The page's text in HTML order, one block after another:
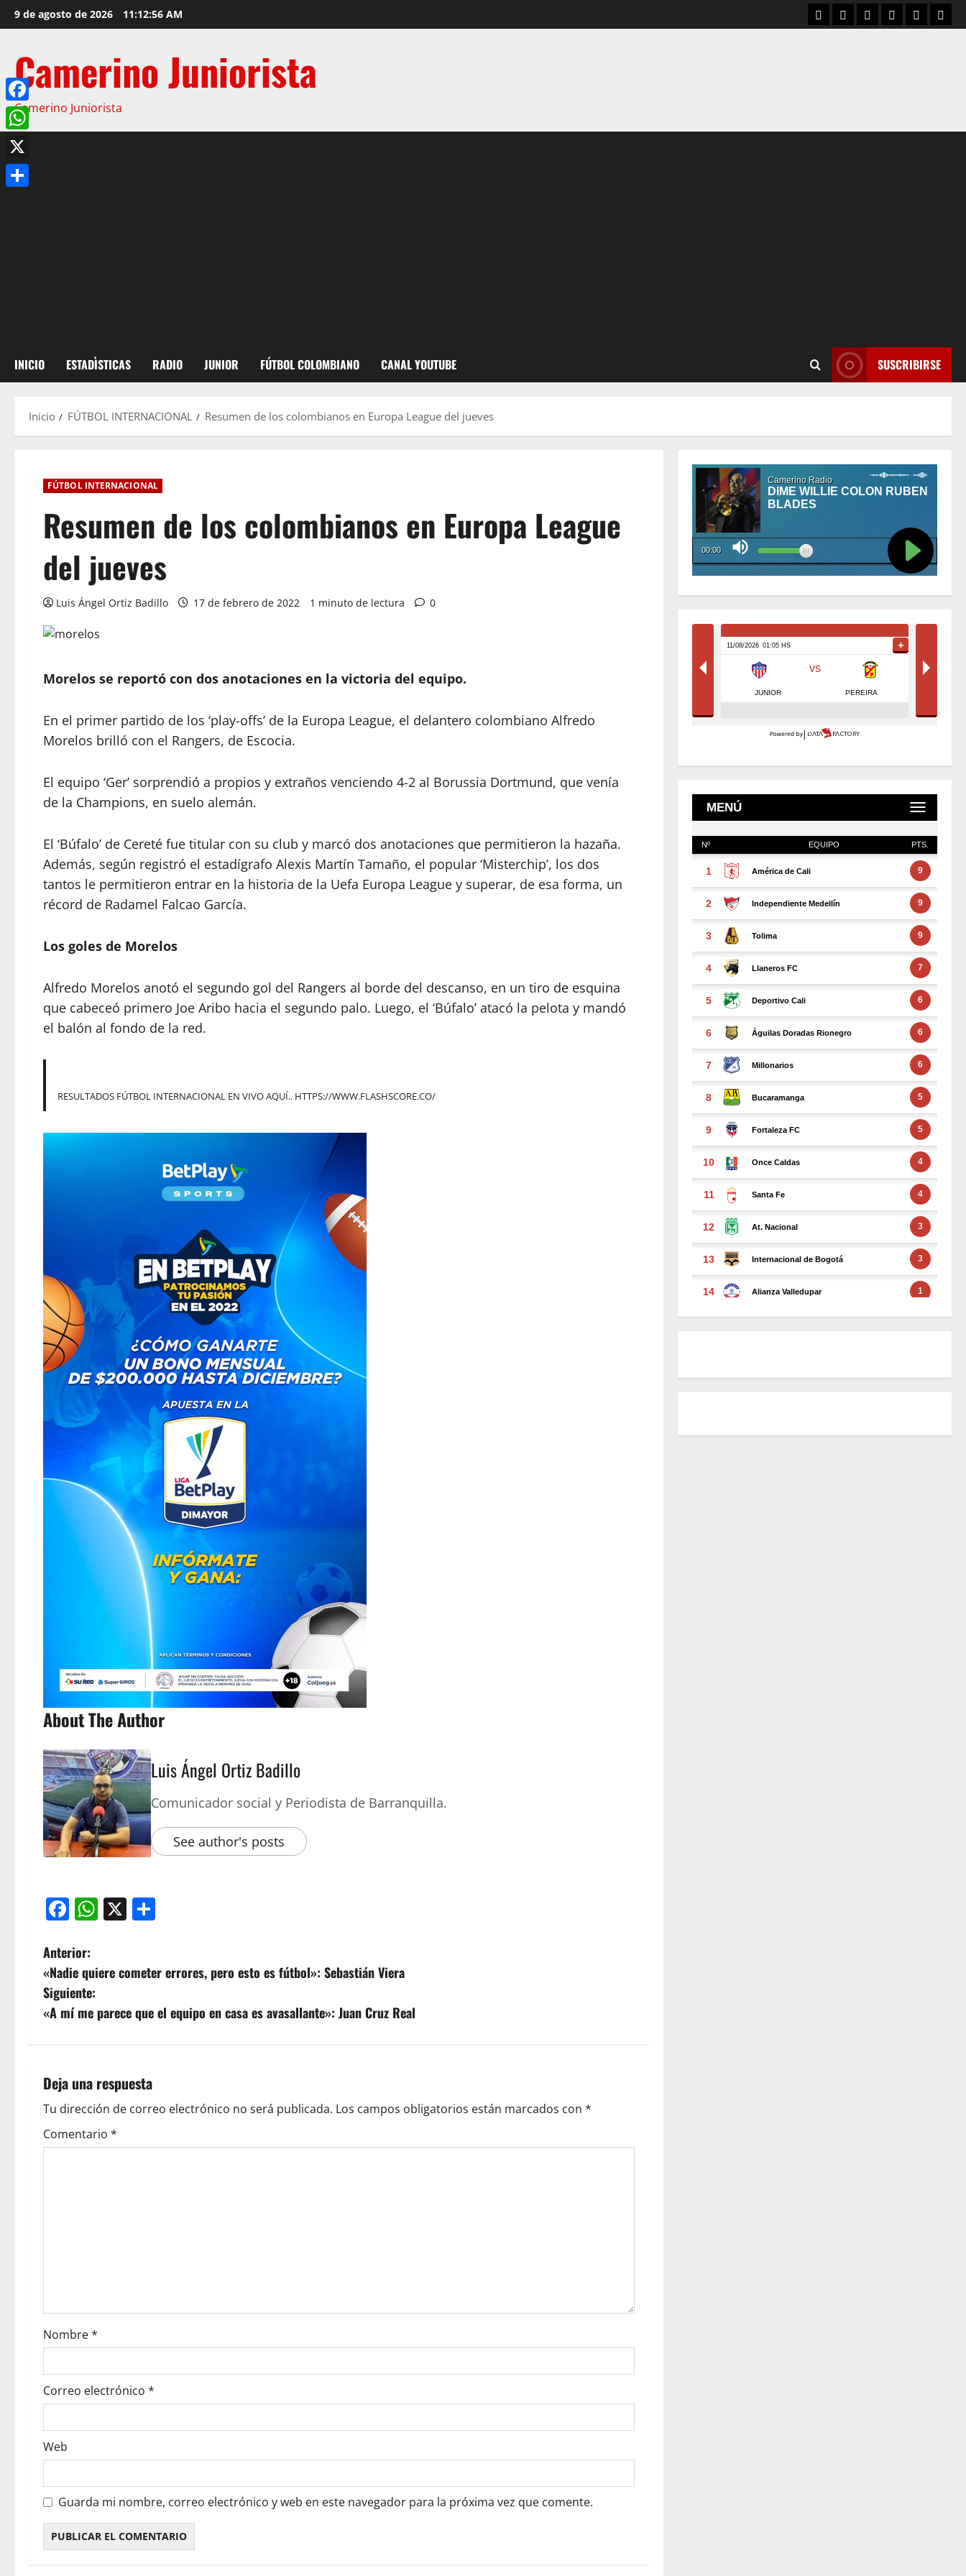
9 de agosto de 2026 11:12:57 AM
Camerino Juniorista
Camerino Juniorista
INICIO ESTADÌSTICAS RADIO JUNIOR FÚTBOL COLOMBIANO CANAL YOUTUBE SUSCRIBIRSE
Inicio FÚTBOL INTERNACIONAL Resumen de los colombianos en Europa League del jueves
FÚTBOL INTERNACIONAL
Resumen de los colombianos en Europa League
del jueves
Luis Ángel Ortiz Badillo 17 de febrero de 2022 1 minuto de lectura 0
Morelos se reportó con dos anotaciones en la victoria del equipo.
En el primer partido de los ‘play-offs’ de la Europa League, el delantero colombiano Alfredo
Morelos brilló con el Rangers, de Escocia.
El equipo ‘Ger’ sorprendió a propios y extraños venciendo 4-2 al Borussia Dortmund, que venía
de la Champions, en suelo alemán.
El ‘Búfalo’ de Cereté fue titular con su club y marcó dos anotaciones que permitieron la hazaña.
Además, según registró el estadígrafo Alexis Martín Tamaño, el popular ‘Misterchip’, los dos
tantos le permitieron entrar en la historia de la Uefa Europa League y superar, de esa forma, un
récord de Radamel Falcao García.
Los goles de Morelos
Alfredo Morelos anotó el segundo gol del Rangers al borde del descanso, en un tiro de esquina
que cabeceó primero Joe Aribo hacia el segundo palo. Luego, el ‘Búfalo’ atacó la pelota y mandó
el balón al fondo de la red.
RESULTADOS FÚTBOL INTERNACIONAL EN VIVO AQUÍ.. HTTPS://WWW.FLASHSCORE.CO/
About The Author
Luis Ángel Ortiz Badillo
Comunicador social y Periodista de Barranquilla.
See author's posts
Facebook
WhatsApp
X
Anterior:
«Nadie quiere cometer errores, pero esto es fútbol»: Sebastián Viera
Siguiente:
«A mí me parece que el equipo en casa es avasallante»: Juan Cruz Real
Deja una respuesta
Tu dirección de correo electrónico no será publicada. Los campos obligatorios están marcados con *
Comentario *
Nombre*
Correo electrónico *
Web
Guarda mi nombre, correo electrónico y web en este navegador para la próxima vez que comente.
Facebook
WhatsApp
X